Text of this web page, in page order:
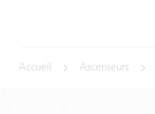
Accueil Ascenseurs